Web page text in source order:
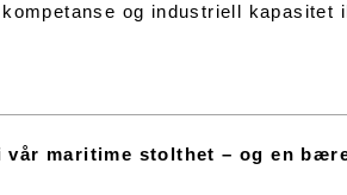
og industriell kapasitet
maritime stolthet – og en